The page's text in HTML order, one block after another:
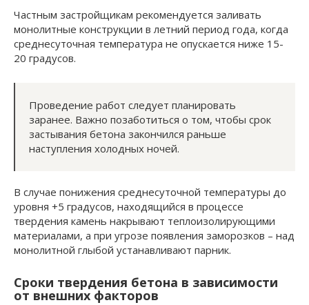
Частным застройщикам рекомендуется заливать
монолитные конструкции в летний период года, когда
среднесуточная температура не опускается ниже 15-
20 градусов.
Проведение работ следует планировать
заранее. Важно позаботиться о том, чтобы срок
застывания бетона закончился раньше
наступления холодных ночей.
В случае понижения среднесуточной температуры до
уровня +5 градусов, находящийся в процессе
твердения камень накрывают теплоизолирующими
материалами, а при угрозе появления заморозков – над
монолитной глыбой устанавливают парник.
Сроки твердения бетона в зависимости
от внешних факторов